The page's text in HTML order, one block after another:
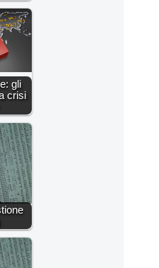
gli
crisi